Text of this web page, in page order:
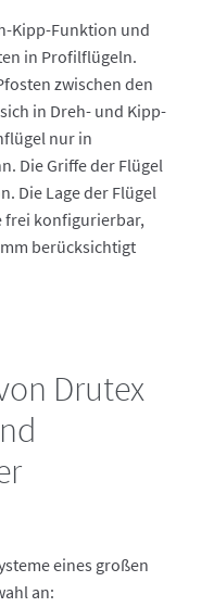
Kipp-Funktion und
in Profilflügeln.
zwischen den
in Dreh- und Kipp-
nur in
Die Griffe der Flügel
Die Lage der Flügel
frei konfigurierbar,
berücksichtigt
Drutex
eines großen
an: